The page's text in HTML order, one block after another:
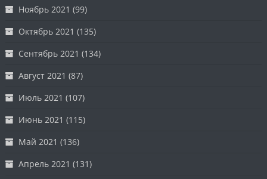
Ноябрь 2021 (99)
Октябрь 2021 (135)
Сентябрь 2021 (134)
Август 2021 (87)
Июль 2021 (107)
Июнь 2021 (115)
Май 2021 (136)
Апрель 2021 (131)